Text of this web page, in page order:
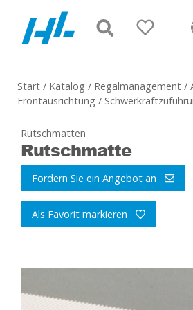
Start / Katalog / Regalmanagement /
Frontausrichtung /
Rutschmatten
Rutschmatte
Fordern Sie ein Angebot an
Als Favorit markieren